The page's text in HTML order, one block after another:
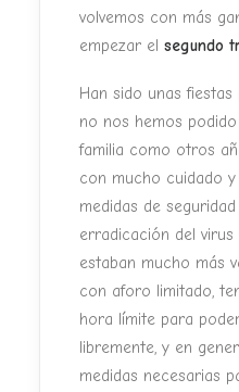
volvemos con más
empezar el segundo
Han sido unas
no nos hemos
familia como otros
con mucho cuidado
medidas de
erradicación del virus
estaban mucho más
con aforo limitado,
hora límite para
libremente, y en
medidas necesarias